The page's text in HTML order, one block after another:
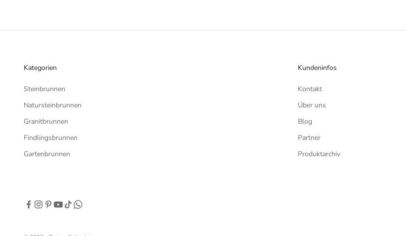
Kategorien
Steinbrunnen
Natursteinbrunnen
Granitbrunnen
Findlingsbrunnen
Gartenbrunnen
Kundeninfos
Kontakt
Über uns
Blog
Partner
Produktarchiv